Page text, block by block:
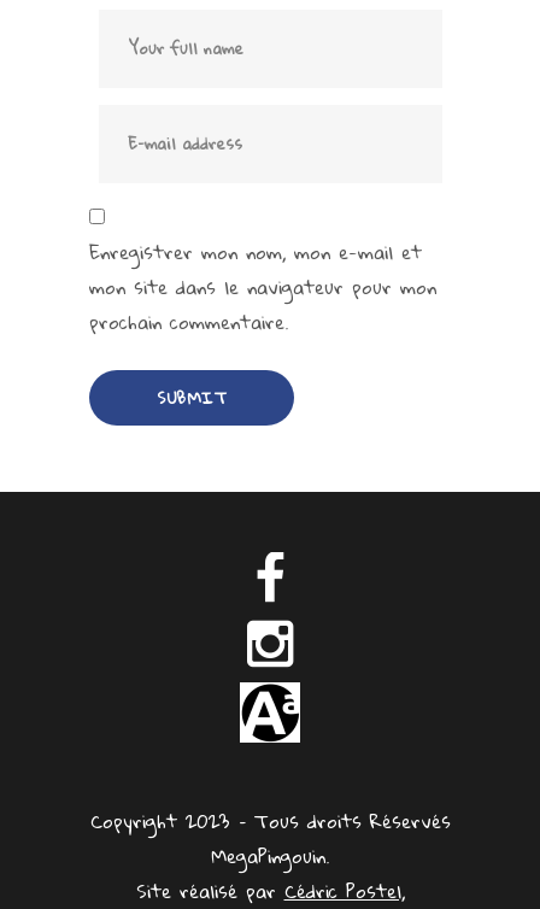
Enregistrer mon nom, mon e-mail et
mon site dans le navigateur pour mon
prochain commentaire.
Copyright 2023 – Tous droits Réservés
MegaPingouin.
Site réalisé parCédric Postel,